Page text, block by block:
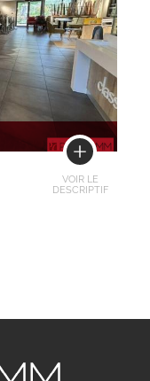
VOIR LE
DESCRIPTIF